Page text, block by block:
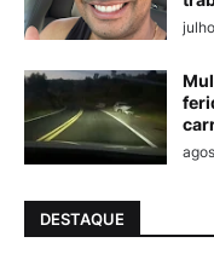
DESTAQUE